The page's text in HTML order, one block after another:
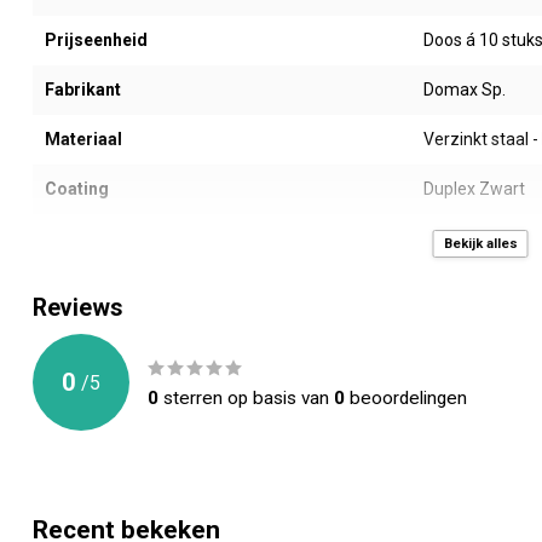
Prijseenheid Doos á 10 stuks
Fabrikant Domax Sp.
Materiaal Verzinkt staal -
Coating Duplex Zwart
Dikte (mm)
Gewicht (gr) 131
Montage gaten (mm)
CE Keurmerk
Bekijk alles
Reviews
0 /5
0 sterren op basis van 0 beoordelingen
Recent bekeken